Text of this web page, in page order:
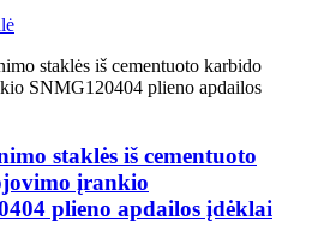
staklės iš cementuoto
įrankio
plieno apdailos įdėklai